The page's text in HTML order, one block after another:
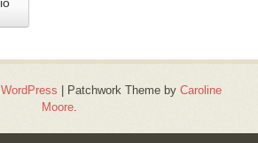
Patchwork Theme byCaroline
Moore